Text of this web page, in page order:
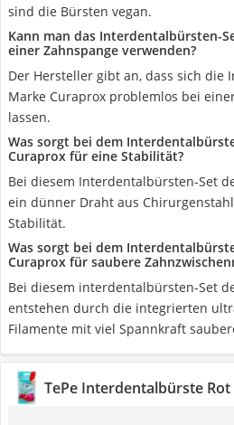
sind die Bürsten vegan.
Kann man das Interdentalbürsten-
einer Zahnspange verwenden?
Der Hersteller gibt an, dass sich
Marke Curaprox problemlos bei
lassen.
Was sorgt bei dem
Curaprox für eine Stabilität?
Bei diesem Interdentalbürsten-Set
ein dünner Draht aus
Stabilität.
Was sorgt bei dem
Curaprox für saubere
Bei diesem interdentalbürsten-Set
entstehen durch die integrierten
Filamente mit viel Spannkraft
TePe Interdentalbürste Rot